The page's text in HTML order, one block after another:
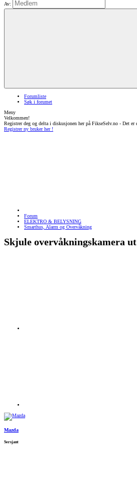
Av:
Forumliste
Søk i forumet
Meny
Velkommen!
Registrer deg og delta i diskusjonen her på FikseSelv.no - Det
Registrer ny bruker her !
Forum
ELEKTRO & BELYSNING
Smarthus, Alarm og Overvåkning
Skjule overvåkningskamera
Mazda
Sersjant